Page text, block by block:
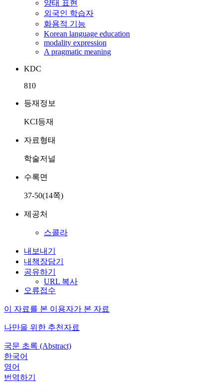
양태 표현
외국인 학습자
화용적 기능
Korean language education
modality expression
A pragmatic meaning
KDC
810
등재정보
KCI등재
자료형태
학술저널
수록면
37-50(14쪽)
제공처
스콜라
내보내기
내책장담기
공유하기
URL 복사
오류접수
이 자료를 본 이용자가 본 자료
나만을 위한 추천자료
국문 초록 (Abstract)
한국어
영어
번역하기